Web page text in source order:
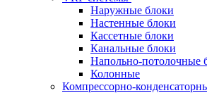
Наружные блоки
Настенные блоки
Кассетные блоки
Канальные блоки
Напольно-потолочные
Колонные
Компрессорно-